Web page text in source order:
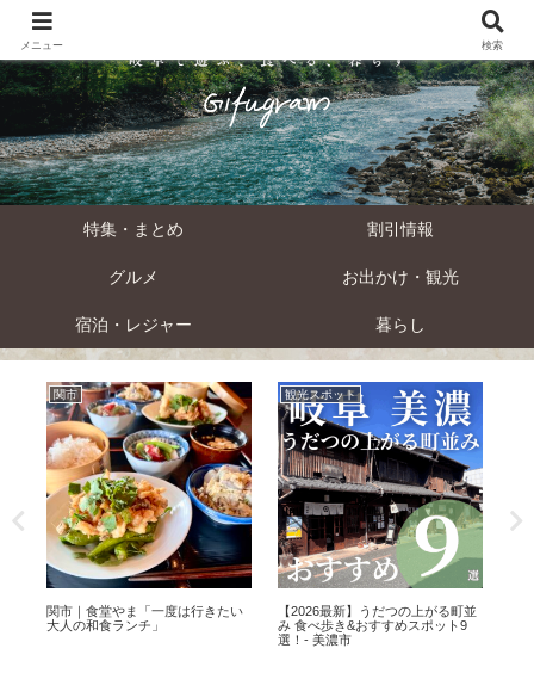
特集・まとめ 割引情報
グルメ お出かけ・観光
宿泊・レジャー 暮らし
関市
関市｜食堂やま「一度は行きたい
大人の和食ランチ」
観光スポット
【2026最新】うだつの上がる町並
み 食べ歩き&おすすめスポット9
選！- 美濃市
メニュー 検索